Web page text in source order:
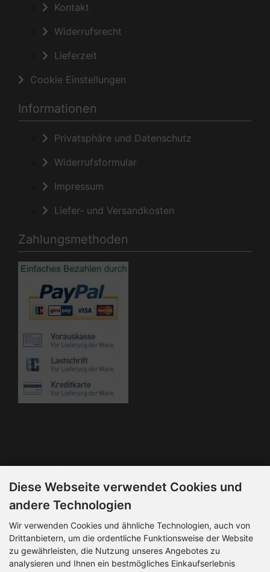
Kontakt
Widerrufsrecht
Lieferzeit
Cookie Einstellungen
Informationen
Privatsphäre und Datenschutz
Widerrufsformular
Impressum
Liefer- und Versandkosten
Zahlungsmethoden
Der Newsletter kann jederzeit hier oder in Ihrem Kundenkonto
abbestellt werden.
Diese Webseite verwendet Cookies und
andere Technologien
Wir verwenden Cookies und ähnliche Technologien, auch von
Drittanbietern, um die ordentliche Funktionsweise der Website
zu gewährleisten, die Nutzung unseres Angebotes zu
analysieren und Ihnen ein bestmögliches Einkaufserlebnis